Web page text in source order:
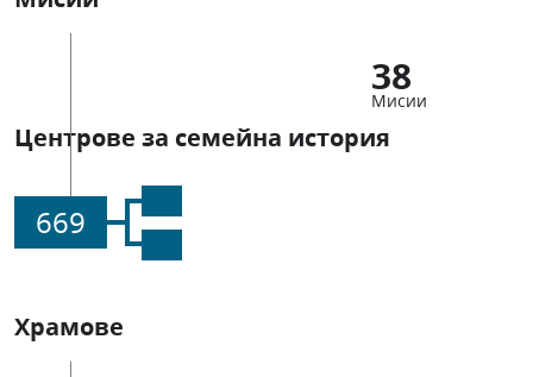
38
Мисии
Центрове за семейна история
669
Храмове